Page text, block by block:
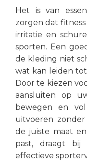
Het is van
zorgen dat
irritatie en
sporten. Een
de kleding niet
wat kan leiden
Door te kiezen
aansluiten op
bewegen en
uitvoeren
de juiste maat
past, draagt bij
effectieve